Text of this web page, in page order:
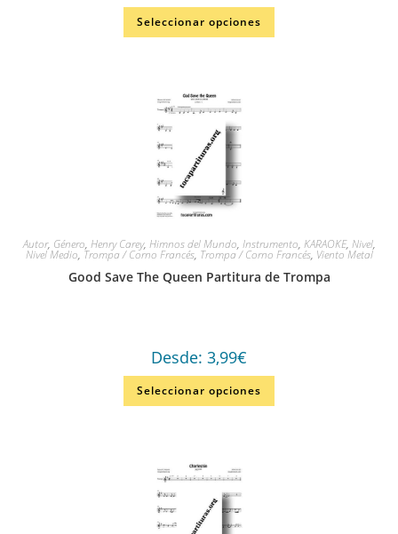
Seleccionar opciones
Autor, Género, Henry Carey, Himnos del Mundo, Instrumento, KARAOKE, Nivel,
Nivel Medio, Trompa / Corno Francés, Trompa / Corno Francés, Viento Metal
Good Save The Queen Partitura de Trompa
Desde: 3,99€
Seleccionar opciones